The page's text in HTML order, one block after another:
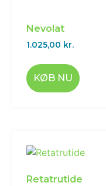
Nevolat
1.025,00 kr.
KØB NU
Retatrutide